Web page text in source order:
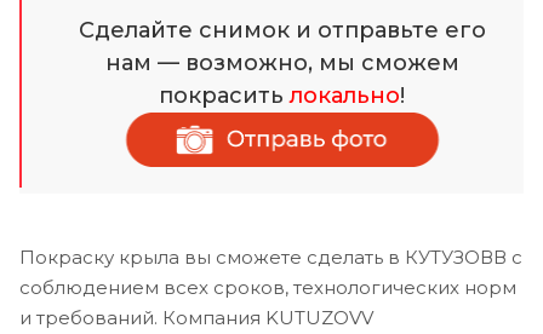
Сделайте снимок и отправьте его
нам — возможно, мы сможем
покраситьлокально!
Покраску крыла вы сможете сделать в КУТУЗОВВ с
соблюдением всех сроков, технологических норм
и требований. Компания KUTUZOVV